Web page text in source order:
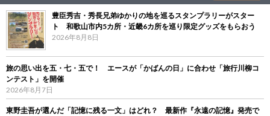
豊臣秀吉・秀長兄弟ゆかりの地を巡るスタンプラリーがスター
ト 和歌山市内5カ所・近畿6カ所を巡り限定グッズをもらおう
2026年8月8日
旅の思い出を五・七・五で！ エースが「かばんの日」に合わせ「旅行川柳コ
ンテスト」を開催
2026年8月7日
東野圭吾が選んだ「記憶に残る一文」はどれ？ 最新作『永遠の記憶』発売で